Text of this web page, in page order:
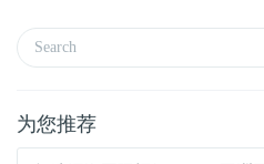
为您推荐